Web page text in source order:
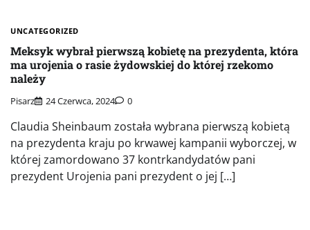
UNCATEGORIZED
Meksyk wybrał pierwszą kobietę na prezydenta, która
ma urojenia o rasie żydowskiej do której rzekomo
należy
Pisarz 24 Czerwca, 2024 0
Claudia Sheinbaum została wybrana pierwszą kobietą
na prezydenta kraju po krwawej kampanii wyborczej, w
której zamordowano 37 kontrkandydatów pani
prezydent Urojenia pani prezydent o jej […]